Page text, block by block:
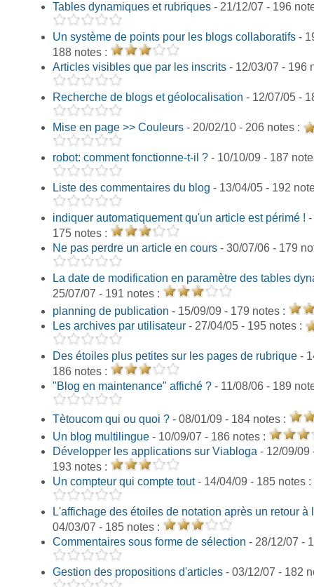
Tables dynamiques et rubriques - 21/12/07 - 196
Un système de points pour les blogs collaboratifs -
188 notes :
Articles visibles que par les inscrits - 12/03/07 - 196
Recherche de blogs et géolocalisation - 12/07/05 -
Mise en page >> Couleurs - 20/02/10 - 206 notes :
robot: comment fonctionne-t-il ? - 10/10/09 - 187
Liste des commentaires du blog - 13/04/05 - 192
indiquer automatiquement qu'un article est périmé ! -
175 notes :
Ne pas perdre un article en cours - 30/07/06 - 179
La date de modification en paramètre des tables
25/07/07 - 191 notes :
planning de publication - 15/09/09 - 179 notes :
Les archives par utilisateur - 27/04/05 - 195 notes :
Des étoiles plus petites sur les pages de rubrique -
186 notes :
"Blog en maintenance" affiché ? - 11/08/06 - 189
Tètoucom qui ou quoi ? - 08/01/09 - 184 notes :
Un blog multilingue - 10/09/07 - 186 notes :
Développer les applications sur Viabloga - 12/09/09
193 notes :
Un compteur qui compte tout- 14/04/09 - 185 notes :
L'affichage des étoiles de notation après un retour à
04/03/07 - 185 notes :
Commentaires sous forme de sélection - 28/12/07 -
Gestion des propositions d'articles - 03/12/07 - 182